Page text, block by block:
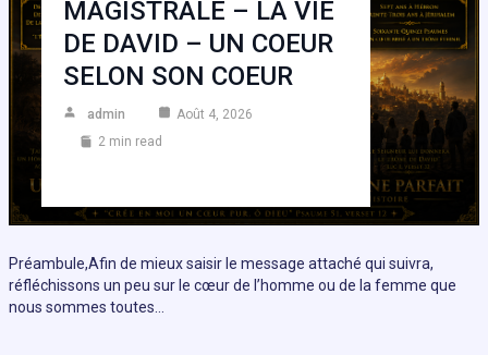
MAGISTRALE – LA VIE
DE DAVID – UN COEUR
SELON SON COEUR
admin
Août 4, 2026
2 min read
Préambule,Afin de mieux saisir le message attaché qui suivra,
réfléchissons un peu sur le cœur de l’homme ou de la femme que
nous sommes toutes…